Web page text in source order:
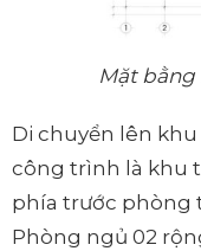
Mặt bằng
Di chuyển lên
công trình là khu
phía trước phòng
Phòng ngủ 02